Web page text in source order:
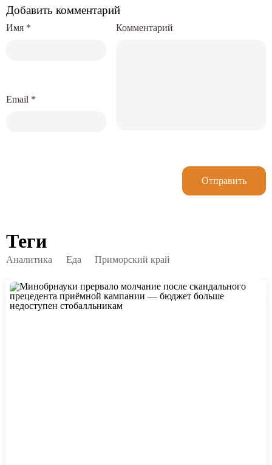
Добавить комментарий
Комментарий
Имя *
Email *
Отправить
Теги
Аналитика Еда Приморский край